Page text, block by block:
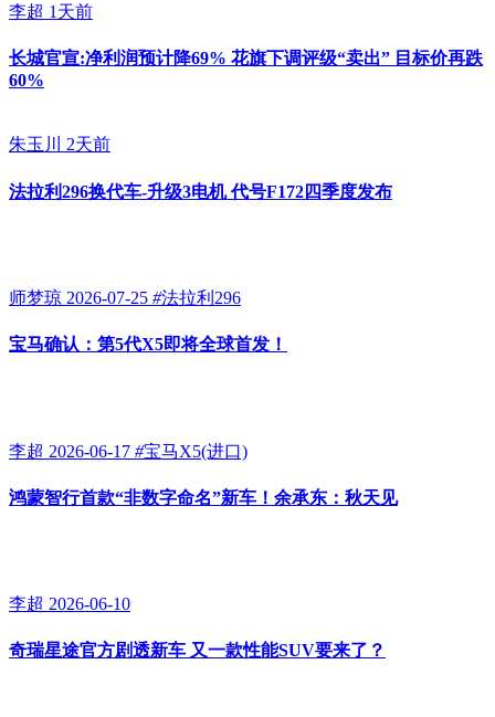
李超 1天前
长城官宣:净利润预计降69% 花旗下调评级“卖出” 目标价再跌
60%
朱玉川 2天前
法拉利296换代车-升级3电机 代号F172四季度发布
师梦琼 2026-07-25 #法拉利296
宝马确认：第5代X5即将全球首发！
李超 2026-06-17 #宝马X5(进口)
鸿蒙智行首款“非数字命名”新车！余承东：秋天见
李超 2026-06-10
奇瑞星途官方剧透新车 又一款性能SUV要来了？